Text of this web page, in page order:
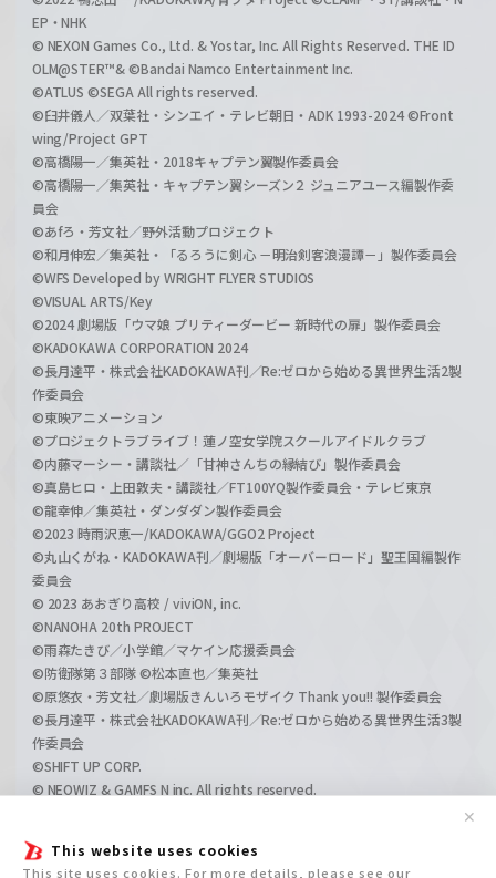
This website uses cookies
This site uses cookies. For more details, please see our
✕
EP・NHK
© NEXON Games Co., Ltd. & Yostar, Inc. All Rights Reserved. THE ID
OLM@STER™& ©Bandai Namco Entertainment Inc.
©ATLUS ©SEGA All rights reserved.
©臼井儀人／双葉社・シンエイ・テレビ朝日・ADK 1993-2024 ©Front
wing/Project GPT
©高橋陽一／集英社・2018キャプテン翼製作委員会
©高橋陽一／集英社・キャプテン翼シーズン２ ジュニアユース編製作委
員会
©あfろ・芳文社／野外活動プロジェクト
©和月伸宏／集英社・「るろうに剣心 －明治剣客浪漫譚－」製作委員会
©WFS Developed by WRIGHT FLYER STUDIOS
©VISUAL ARTS/Key
©2024 劇場版「ウマ娘 プリティーダービー 新時代の扉」製作委員会
©KADOKAWA CORPORATION 2024
©長月達平・株式会社KADOKAWA刊／Re:ゼロから始める異世界生活2製
作委員会
©東映アニメーション
©プロジェクトラブライブ！蓮ノ空女学院スクールアイドルクラブ
©内藤マーシー・講談社／「甘神さんちの縁結び」製作委員会
©真島ヒロ・上田敦夫・講談社／FT100YQ製作委員会・テレビ東京
©龍幸伸／集英社・ダンダダン製作委員会
©2023 時雨沢恵一/KADOKAWA/GGO2 Project
©丸山くがね・KADOKAWA刊／劇場版「オーバーロード」聖王国編製作
委員会
© 2023 あおぎり高校 / viviON, inc.
©NANOHA 20th PROJECT
©雨森たきび／小学館／マケイン応援委員会
©防衛隊第３部隊 ©松本直也／集英社
©原悠衣・芳文社／劇場版きんいろモザイク Thank you!! 製作委員会
©長月達平・株式会社KADOKAWA刊／Re:ゼロから始める異世界生活3製
作委員会
©SHIFT UP CORP.
© NEOWIZ & GAMFS N inc. All rights reserved.
©GIRLS und PANZER Film Projekt